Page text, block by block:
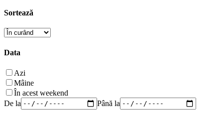
Sortează
Data
Azi
Mâine
În acest weekend
De la
Până la